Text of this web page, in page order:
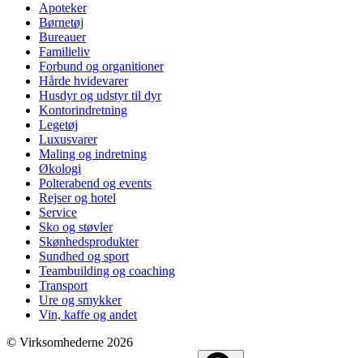
Apoteker
Børnetøj
Bureauer
Familieliv
Forbund og organitioner
Hårde hvidevarer
Husdyr og udstyr til dyr
Kontorindretning
Legetøj
Luxusvarer
Maling og indretning
Økologi
Polterabend og events
Rejser og hotel
Service
Sko og støvler
Skønhedsprodukter
Sundhed og sport
Teambuilding og coaching
Transport
Ure og smykker
Vin, kaffe og andet
© Virksomhederne 2026